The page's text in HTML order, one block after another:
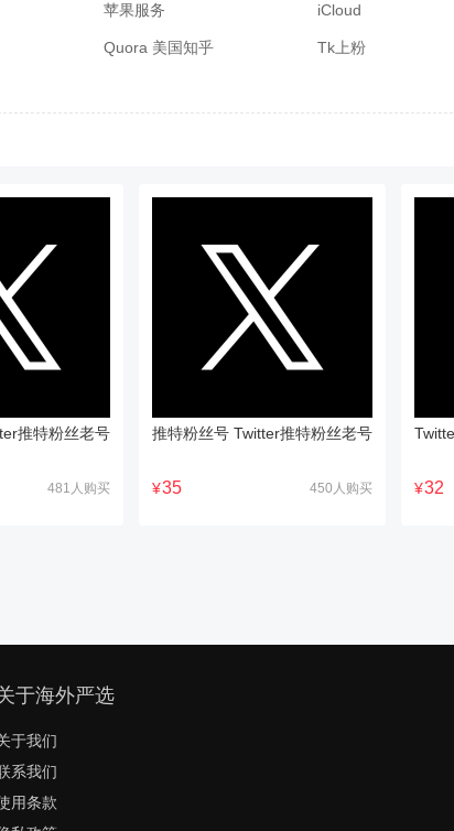
苹果服务 iCloud
Quora 美国知乎 Tk上粉
推特粉丝老号
481人购买
推特粉丝号 Twitter推特粉丝老号
¥35 450人购买 ¥32
于海外严选
于我们
系我们
用条款